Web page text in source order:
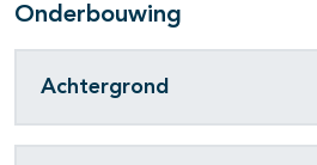
Onderbouwing
Achtergrond